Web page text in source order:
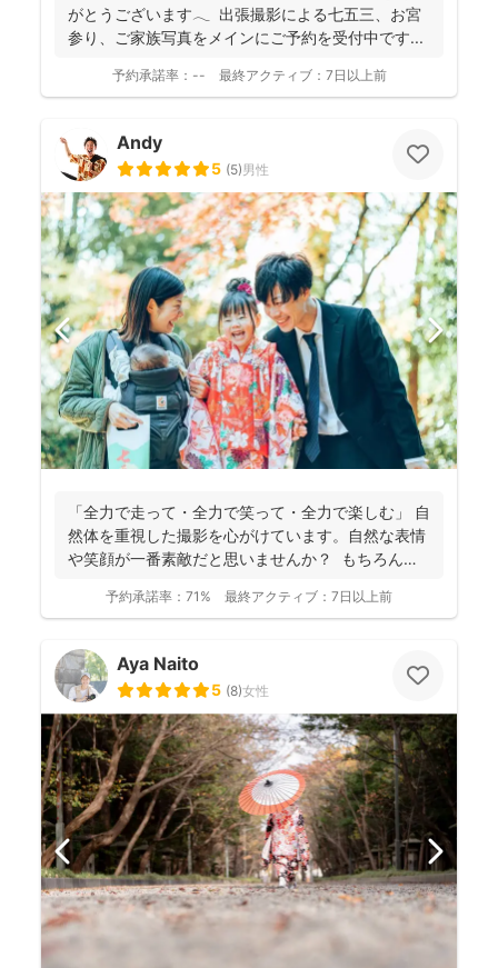
がとうございます𓂃 ⁡ 出張撮影による七五三、お宮
参り、ご家族写真をメインにご予約を受付中です...
予約承諾率： -- 最終アクティブ： 7日以上前
Andy
5 (5)男性
「全力で走って・全力で笑って・全力で楽しむ」 自
然体を重視した撮影を心がけています。自然な表情
や笑顔が一番素敵だと思いませんか？ もちろん、
予約承諾率： 71% 最終アクティブ： 7日以上前
Aya Naito
5 (8)女性